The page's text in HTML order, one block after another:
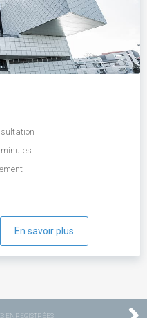
En savoir plus
ENREGISTRÉES